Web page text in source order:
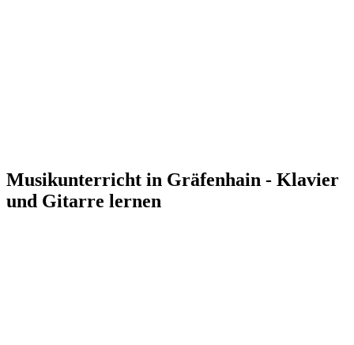
Musikunterricht in Gräfenhain - Klavier
und Gitarre lernen